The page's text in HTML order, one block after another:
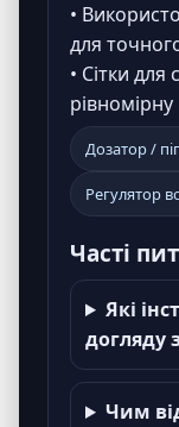
•
для
• Сітки
Дозатор /
Регулятор
Часті
Які
догляду
Чим